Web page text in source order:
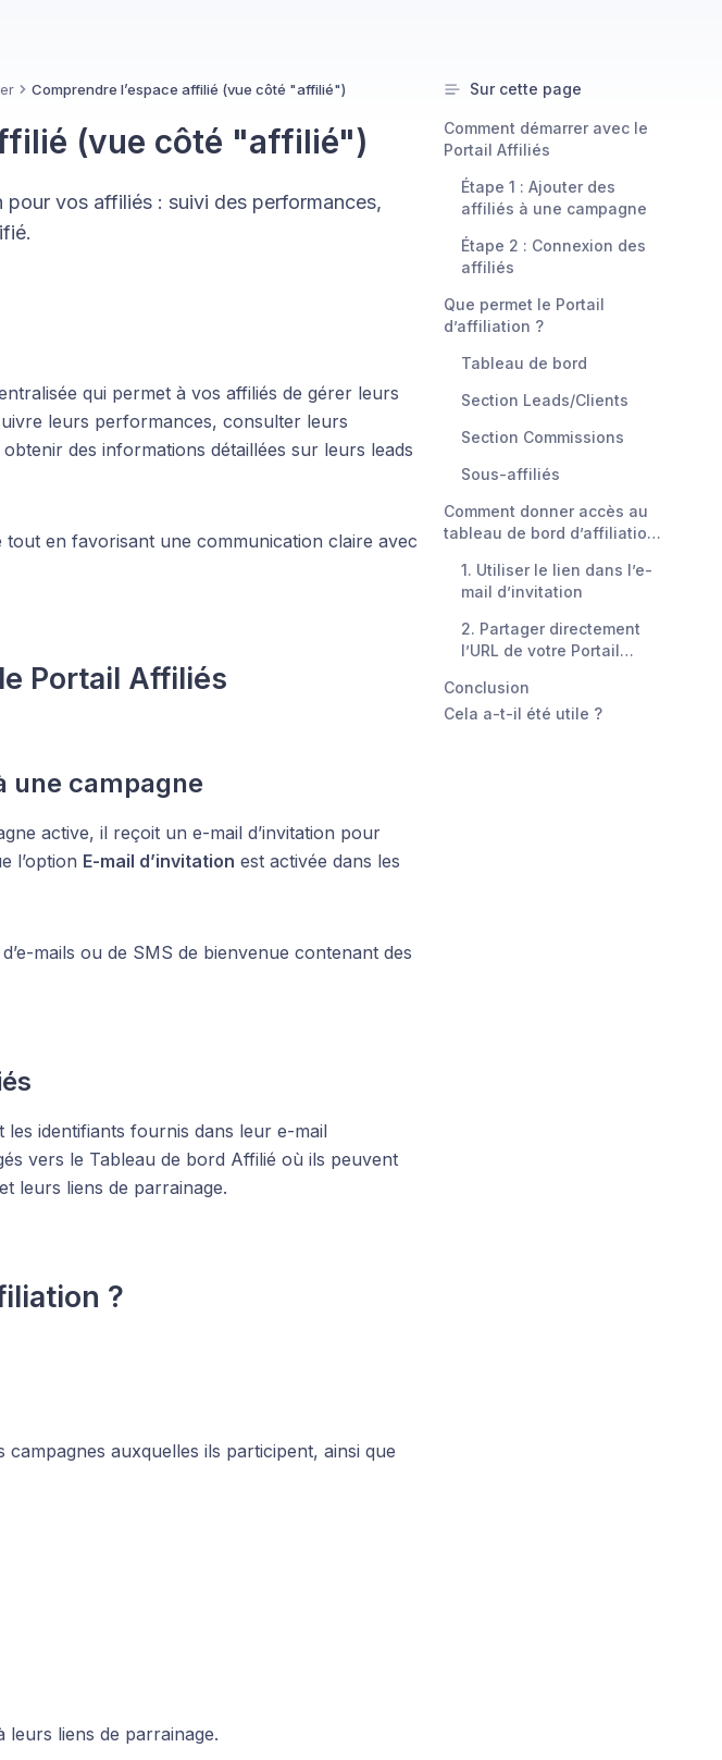
Comprendre l’espace affilié (vue côté "affilié")
(vue côté "affilié")
vos affiliés : suivi des performances,
qui permet à vos affiliés de gérer leurs
leurs performances, consulter leurs
des informations détaillées sur leurs leads
en favorisant une communication claire avec
Portail Affiliés
une campagne
active, il reçoit un e-mail d’invitation pour
l’option E-mail d’invitation est activée dans les
mails ou de SMS de bienvenue contenant des
identifiants fournis dans leur e-mail
vers le Tableau de bord Affilié où ils peuvent
leurs liens de parrainage.
?
auxquelles ils participent, ainsi que
leurs liens de parrainage.
Sur cette page
Comment démarrer avec le
Portail Affiliés
Étape 1 : Ajouter des
affiliés à une campagne
Étape 2 : Connexion des
affiliés
Que permet le Portail
d’affiliation ?
Tableau de bord
Section Leads/Clients
Section Commissions
Sous-affiliés
Comment donner accès au
tableau de bord d’affiliation
1. Utiliser le lien dans l’e-
mail d’invitation
2. Partager directement
l’URL de votre Portail
Conclusion
Cela a-t-il été utile ?